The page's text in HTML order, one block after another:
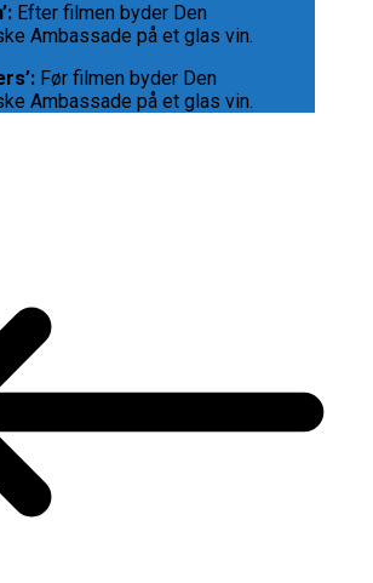
Efter filmen byder Den
Ambassade på et glas vin.
Før filmen byder Den
Ambassade på et glas vin.